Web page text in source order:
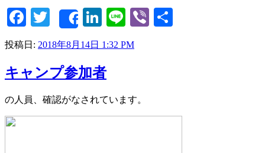
Facebook
TwitterShareLinkedIn
LineViber
投稿日: 2018年8月14日 1:32 PM
キャンプ参加者
の人員、確認がなされています。